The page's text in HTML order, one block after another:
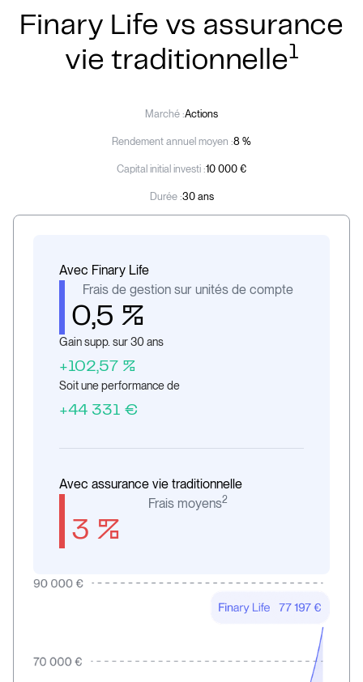
Finary Life vs assurance
vie traditionnelle1
Marché :Actions
Rendement annuel moyen :8 %
Capital initial investi :10 000 €
Durée :30 ans
Avec Finary Life
Frais de gestion sur unités de compte
0,5 %
Gain supp. sur 30 ans
+102,57 %
Soit une performance de
+44 331 €
Avec assurance vie traditionnelle
Frais moyens2
3 %